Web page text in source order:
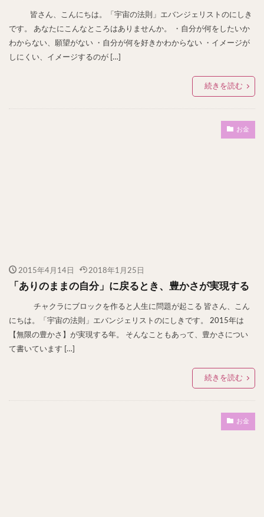
皆さん、こんにちは。「宇宙の法則」エバンジェリストのにしき
です。 あなたにこんなところはありませんか。 ・自分が何をしたいか
わからない、願望がない ・自分が何を好きかわからない ・イメージが
しにくい、イメージするのが […]
続きを読む
お金
2015年4月14日 2018年1月25日
「ありのままの自分」に戻るとき、豊かさが実現する
チャクラにブロックを作ると人生に問題が起こる 皆さん、こん
にちは。「宇宙の法則」エバンジェリストのにしきです。 2015年は
【無限の豊かさ】が実現する年。 そんなこともあって、豊かさについ
て書いています […]
続きを読む
お金